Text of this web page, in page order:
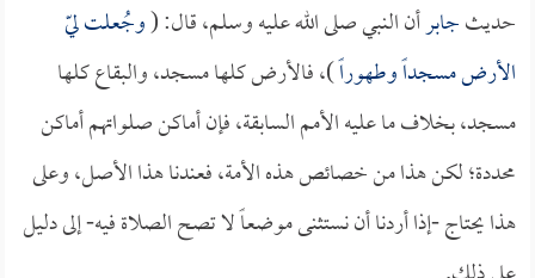
حديثجابرأن النبي صلى الله عليه وسلم، قال: (وجُعلت ليّ
الأرض مسجداً وطهوراً)، فالأرض كلها مسجد، والبقاع كلها
مسجد، بخلاف ما عليه الأمم السابقة، فإن أماكن صلواتهم أماكن
محددة؛ لكن هذا من خصائص هذه الأمة، فعندنا هذا الأصل، وعلى
هذا يحتاج -إذا أردنا أن نستثنى موضعاً لا تصح الصلاة فيه- إلى دليل